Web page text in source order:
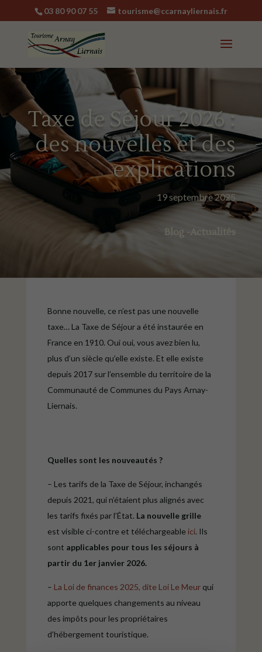
03 80 90 07 55 tourisme@ccarnayliernais.fr
Taxe de Séjour 2026 :
des nouvelles et des
explications
19 septembre 2025
Blog -Actualités
Bonne nouvelle, ce n’est pas une nouvelle
taxe… La Taxe de Séjour a été instaurée en
France en 1910. Oui oui, vous avez bien lu,
plus d’un siècle qu’elle existe. Et elle existe
depuis 2017 sur l’ensemble du territoire de la
Communauté de Communes du Pays Arnay-
Liernais.
Quelles sont les nouveautés ?
– Les tarifs de la Taxe de Séjour, inchangés
depuis 2021, qui n’étaient plus alignés avec
les tarifs fixés par l’État. La nouvelle grille
est visible ci-contre et téléchargeable ici. Ils
sont applicables pour tous les séjours à
partir du 1er janvier 2026.
– La Loi de finances 2025, dite Loi Le Meurqui
apporte quelques changements au niveau
des impôts pour les propriétaires
d’hébergement touristique.